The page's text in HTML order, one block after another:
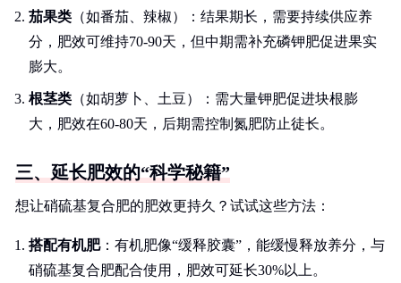
茄果类 （如番茄、辣椒）：结果期长，需要持续供应养
分，肥效可维持70-90天，但中期需补充磷钾肥促进果实
膨大。
根茎类 （如胡萝卜、土豆）：需大量钾肥促进块根膨
大，肥效在60-80天，后期需控制氮肥防止徒长。
三、延长肥效的“科学秘籍”
想让硝硫基复合肥的肥效更持久？试试这些方法：
搭配有机肥：有机肥像“缓释胶囊”，能缓慢释放养分，与
硝硫基复合肥配合使用，肥效可延长30%以上。